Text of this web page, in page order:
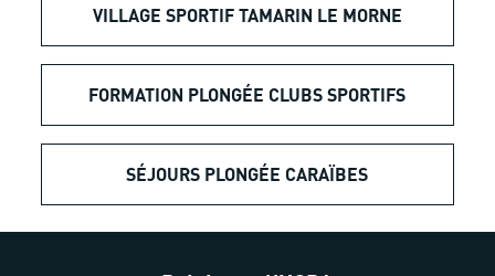
VILLAGE SPORTIF TAMARIN LE MORNE
FORMATION PLONGÉE CLUBS SPORTIFS
SÉJOURS PLONGÉE CARAÏBES